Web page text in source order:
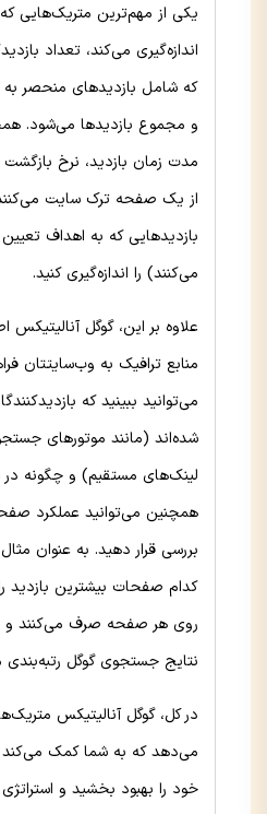
یکی از مهم‌ترین متریک‌هایی
اندازه‌گیری می‌کند، تعداد
که شامل بازدیدهای منحصر به
و مجموع بازدیدها می‌شود.
مدت زمان بازدید، نرخ بازگشت
از یک صفحه ترک سایت
بازدیدهایی که به اهداف
می‌کنند) را اندازه‌گیری کنید.
علاوه بر این، گوگل
منابع ترافیک به وب‌سایتتان
می‌توانید ببینید که
شده‌اند (مانند موتورهای
لینک‌های مستقیم) و چگونه
همچنین می‌توانید عملکرد
بررسی قرار دهید. به عنوان
کدام صفحات بیشترین بازدید را
روی هر صفحه صرف می‌کنند و
نتایج جستجوی گوگل
در کل، گوگل آنالیتیکس
می‌دهد که به شما کمک می‌کند
خود را بهبود بخشید و